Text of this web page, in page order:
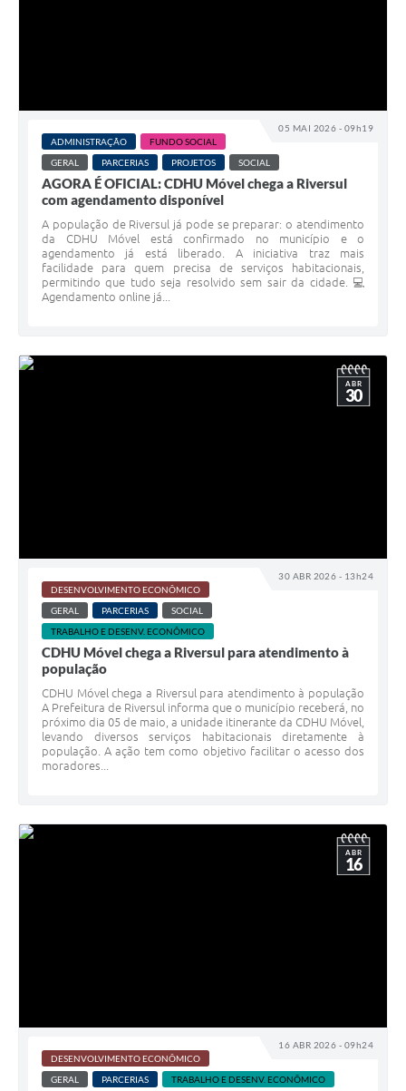
05 MAI 2026 - 09h19
ADMINISTRAÇÃO
FUNDO SOCIAL
GERAL
PARCERIAS PROJETOS SOCIAL
AGORA É OFICIAL: CDHU Móvel chega a Riversul
com agendamento disponível
A população de Riversul já pode se preparar: o atendimento
da CDHU Móvel está confirmado no município e o
agendamento já está liberado. A iniciativa traz mais
facilidade para quem precisa de serviços habitacionais,
permitindo que tudo seja resolvido sem sair da cidade. 💻
Agendamento online já...
30 ABR 2026 - 13h24
ABR
30
DESENVOLVIMENTO ECONÔMICO
GERAL
PARCERIAS
SOCIAL
TRABALHO E DESENV. ECONÔMICO
CDHU Móvel chega a Riversul para atendimento à
população
CDHU Móvel chega a Riversul para atendimento à população
A Prefeitura de Riversul informa que o município receberá, no
próximo dia 05 de maio, a unidade itinerante da CDHU Móvel,
levando diversos serviços habitacionais diretamente à
população. A ação tem como objetivo facilitar o acesso dos
moradores...
16 ABR 2026 - 09h24
ABR
16
DESENVOLVIMENTO ECONÔMICO
GERAL
PARCERIAS TRABALHO E DESENV. ECONÔMICO